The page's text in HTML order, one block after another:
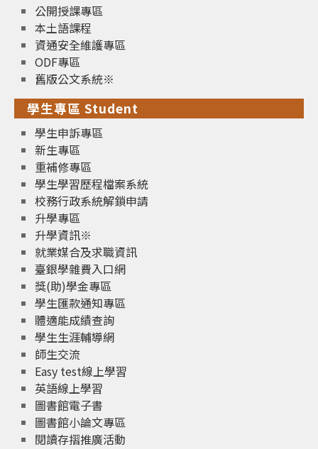
公開授課專區
本土語課程
資通安全維護專區
ODF專區
舊版公文系統※
學生專區 Student
學生申訴專區
新生專區
重補修專區
學生學習歷程檔案系統
校務行政系統解鎖申請
升學專區
升學資訊※
就業媒合及求職資訊
臺銀學雜費入口網
獎(助)學金專區
學生匯款通知專區
體適能成績查詢
學生生涯輔導網
師生交流
Easy test線上學習
英語線上學習
圖書館電子書
圖書館小論文專區
閱讀存摺推廣活動